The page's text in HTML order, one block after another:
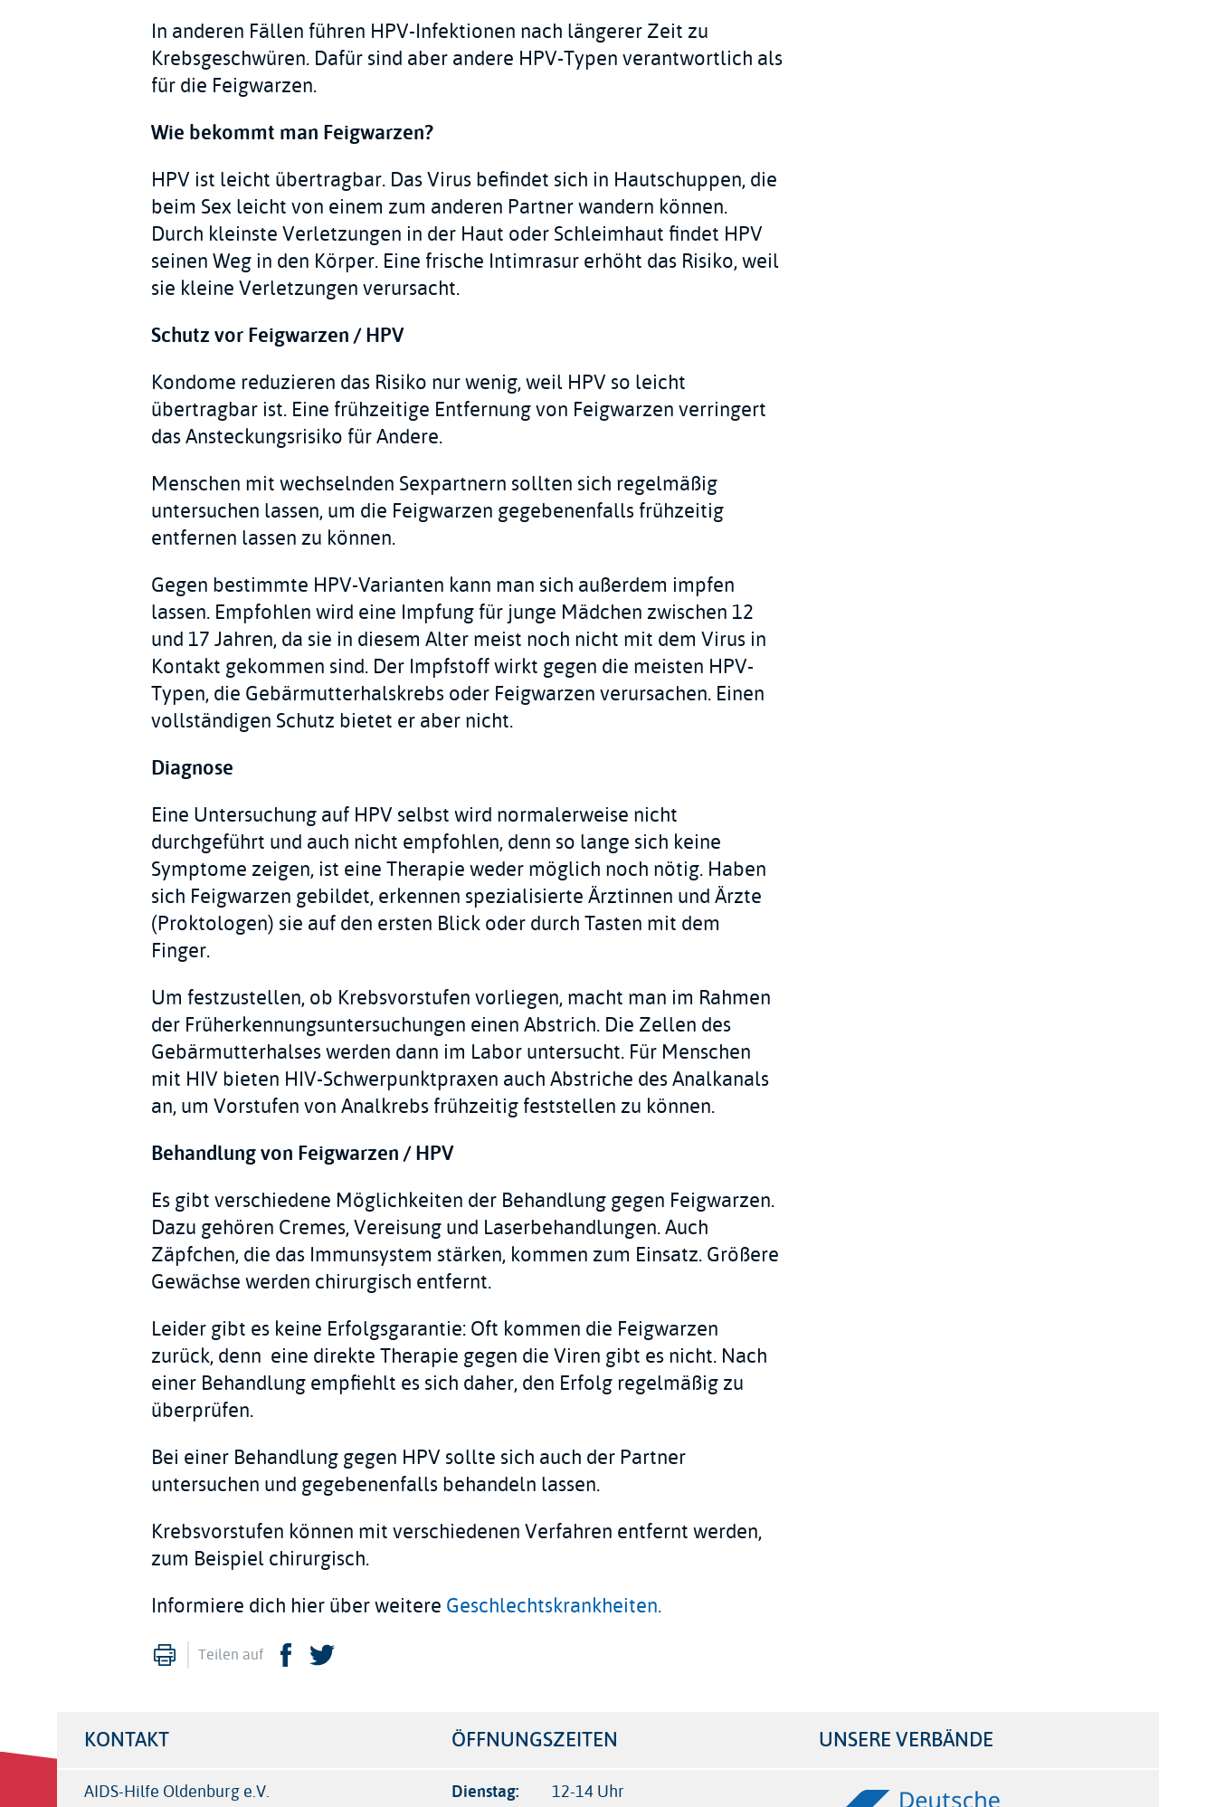
In anderen Fällen führen HPV-Infektionen nach längerer Zeit zu
Krebsgeschwüren. Dafür sind aber andere HPV-Typen verantwortlich als
für die Feigwarzen.
Wie bekommt man Feigwarzen?
HPV ist leicht übertragbar. Das Virus befindet sich in Hautschuppen, die
beim Sex leicht von einem zum anderen Partner wandern können.
Durch kleinste Verletzungen in der Haut oder Schleimhaut findet HPV
seinen Weg in den Körper. Eine frische Intimrasur erhöht das Risiko, weil
sie kleine Verletzungen verursacht.
Schutz vor Feigwarzen / HPV
Kondome reduzieren das Risiko nur wenig, weil HPV so leicht
übertragbar ist. Eine frühzeitige Entfernung von Feigwarzen verringert
das Ansteckungsrisiko für Andere.
Menschen mit wechselnden Sexpartnern sollten sich regelmäßig
untersuchen lassen, um die Feigwarzen gegebenenfalls frühzeitig
entfernen lassen zu können.
Gegen bestimmte HPV-Varianten kann man sich außerdem impfen
lassen. Empfohlen wird eine Impfung für junge Mädchen zwischen 12
und 17 Jahren, da sie in diesem Alter meist noch nicht mit dem Virus in
Kontakt gekommen sind. Der Impfstoff wirkt gegen die meisten HPV-
Typen, die Gebärmutterhalskrebs oder Feigwarzen verursachen. Einen
vollständigen Schutz bietet er aber nicht.
Diagnose
Eine Untersuchung auf HPV selbst wird normalerweise nicht
durchgeführt und auch nicht empfohlen, denn so lange sich keine
Symptome zeigen, ist eine Therapie weder möglich noch nötig. Haben
sich Feigwarzen gebildet, erkennen spezialisierte Ärztinnen und Ärzte
(Proktologen) sie auf den ersten Blick oder durch Tasten mit dem
Finger.
Um festzustellen, ob Krebsvorstufen vorliegen, macht man im Rahmen
der Früherkennungsuntersuchungen einen Abstrich. Die Zellen des
Gebärmutterhalses werden dann im Labor untersucht. Für Menschen
mit HIV bieten HIV-Schwerpunktpraxen auch Abstriche des Analkanals
an, um Vorstufen von Analkrebs frühzeitig feststellen zu können.
Behandlung von Feigwarzen / HPV
Es gibt verschiedene Möglichkeiten der Behandlung gegen Feigwarzen.
Dazu gehören Cremes, Vereisung und Laserbehandlungen. Auch
Zäpfchen, die das Immunsystem stärken, kommen zum Einsatz. Größere
Gewächse werden chirurgisch entfernt.
Leider gibt es keine Erfolgsgarantie: Oft kommen die Feigwarzen
zurück, denn eine direkte Therapie gegen die Viren gibt es nicht. Nach
einer Behandlung empfiehlt es sich daher, den Erfolg regelmäßig zu
überprüfen.
Bei einer Behandlung gegen HPV sollte sich auch der Partner
untersuchen und gegebenenfalls behandeln lassen.
Krebsvorstufen können mit verschiedenen Verfahren entfernt werden,
zum Beispiel chirurgisch.
Informiere dich hier über weitere Geschlechtskrankheiten.
Drucken
Teilen auf Facebook
KONTAKT
AIDS-Hilfe Oldenburg e.V.
ÖFFNUNGSZEITEN
Dienstag: 12-14 Uhr
UNSERE VERBÄNDE
Logos